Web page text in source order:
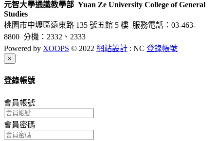
元智大學通識教學部 Yuan Ze University College of General
Studies
桃園市中壢區遠東路 135 號五館 5 樓 服務電話：03-463-
8800 分機：2332、2333
Powered by XOOPS © 2022 網站設計 : NC 登錄帳號
×
登錄帳號
會員帳號
會員密碼